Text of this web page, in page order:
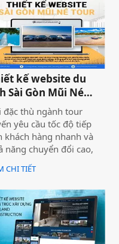
đều trở nên vô nghĩa.
đề không nằm ở nội
hay thiếu ngân sách
cáo — mà nằm ngay
tảng: website chưa
thiết kế chuẩn SEO
từ đầu.
kế website du
Sài Gòn Mũi Né
đặc thù ngành tour
yêu cầu tốc độ tiếp
khách hàng nhanh và
năng chuyển đổi cao,
án không chỉ được xây
như một website giới
thông tin, mà được
hướng trở thành một
cụ hỗ trợ bán hàng
tế.
CHI TIẾT